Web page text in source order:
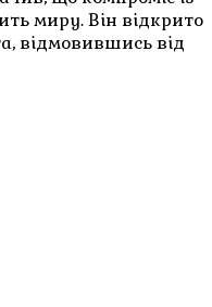
миру. Він відкрито
відмовившись від